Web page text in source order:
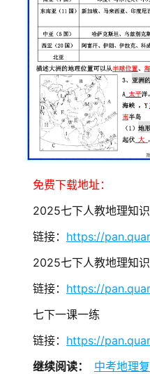
免费下载地址：
2025七下人教地理知
链接： https://
2025七下人教地理知识
链接： https://
七下一课一练
链接： https://
继续阅读：
中考地理